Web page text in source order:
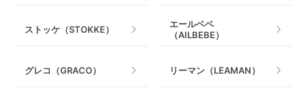
ストッケ（STOKKE）
エールベベ
（AILBEBE）
グレコ（GRACO） リーマン（LEAMAN）